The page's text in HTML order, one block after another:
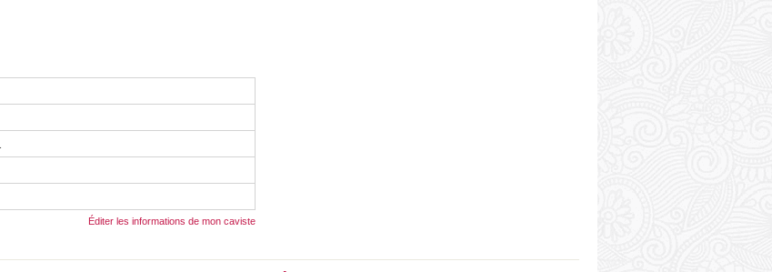
Éditer les informations de mon caviste